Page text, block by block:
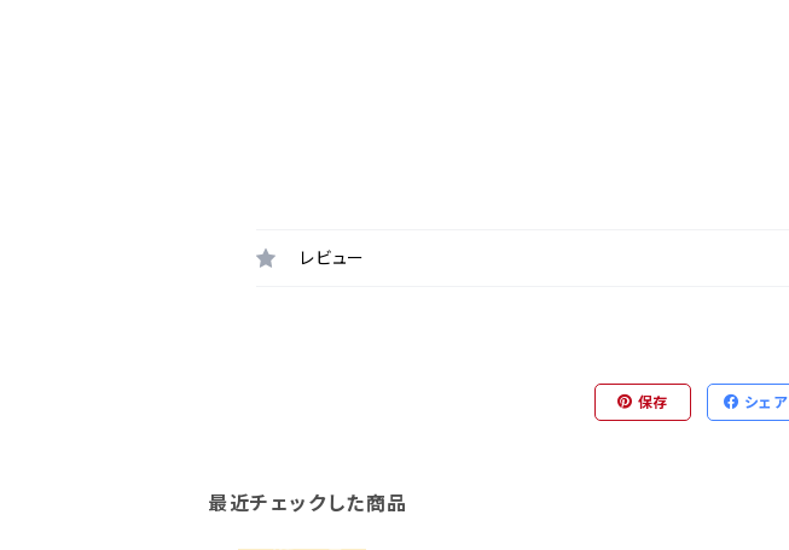
レビュー
保存 シェア
最近チェックした商品